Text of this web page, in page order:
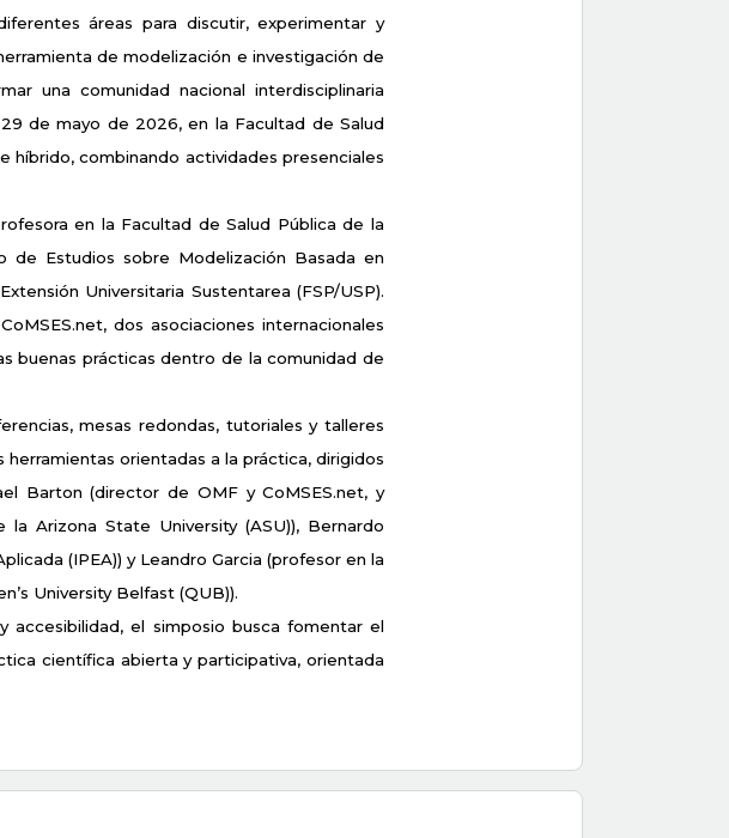
áreas para discutir, experimentar y
de modelización e investigación de
una comunidad nacional interdisciplinaria
de mayo de 2026, en la Facultad de Salud
híbrido, combinando actividades presenciales
en la Facultad de Salud Pública de la
de Estudios sobre Modelización Basada en
Universitaria Sustentarea (FSP/USP).
dos asociaciones internacionales
buenas prácticas dentro de la comunidad de
mesas redondas, tutoriales y talleres
orientadas a la práctica, dirigidos
Barton (director de OMF y CoMSES.net, y
Arizona State University (ASU)), Bernardo
(IPEA)) y Leandro Garcia (profesor en la
University Belfast (QUB)).
accesibilidad, el simposio busca fomentar el
científica abierta y participativa, orientada